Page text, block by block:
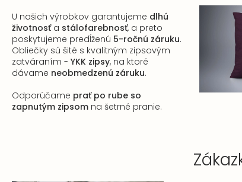
U našich výrobkov garantujeme dlhú
životnosťa stálofarebnosť, a preto
poskytujeme predĺženú 5-ročnú záruku.
Obliečky sú šité s kvalitným zipsovým
zatváraním - YKK zipsy, na ktoré
dávame neobmedzenú záruku.
Odporúčame prať po rube so
zapnutým zipsom na šetrné pranie.